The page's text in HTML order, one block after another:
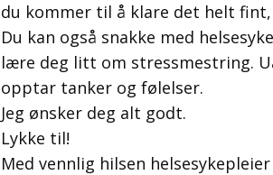
du kommer til å klare det helt
Du kan også snakke med
lære deg litt om stressmestring.
opptar tanker og følelser.
Jeg ønsker deg alt godt.
Lykke til!
Med vennlig hilsen helsesykepleier